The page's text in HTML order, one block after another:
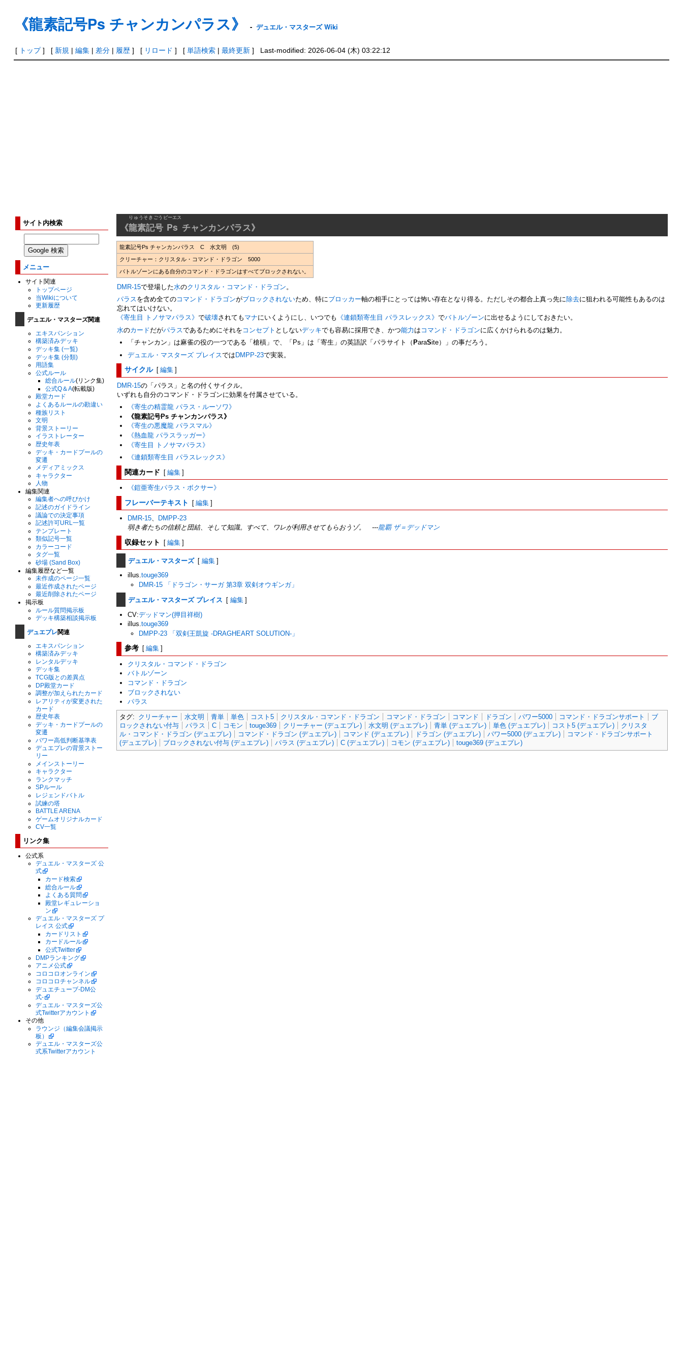
《龍素記号Ps チャンカンパラス》 - デュエル・マスターズ Wiki
[ トップ] [ 新規| 編集| 差分| 履歴] [ リロード ] [ 単語検索| 最終更新] Last-modified: 2026-06-04 (木) 03:22:12
サイト内検索
メニュー
サイト関連
トップページ
当Wikiについて
更新履歴
デュエル・マスターズ関連
エキスパンション
構築済みデッキ
デッキ集 (一覧)
デッキ集 (分類)
用語集
公式ルール
総合ルール(リンク集)
公式Q＆A(転載版)
殿堂カード
よくあるルールの勘違い
種族リスト
文明
背景ストーリー
イラストレーター
歴史年表
デッキ・カードプールの
変遷
メディアミックス
キャラクター
人物
編集関連
編集者への呼びかけ
記述のガイドライン
議論での決定事項
記述許可URL一覧
テンプレート
類似記号一覧
カラーコード
タグ一覧
砂場 (Sand Box)
編集履歴など一覧
未作成のページ一覧
最近作成されたページ
最近削除されたページ
掲示板
ルール質問掲示板
デッキ構築相談掲示板
デュエプレ関連
エキスパンション
構築済みデッキ
レンタルデッキ
デッキ集
TCG版との差異点
DP殿堂カード
調整が加えられたカード
レアリティが変更された
カード
歴史年表
デッキ・カードプールの
変遷
パワー高低判断基準表
デュエプレの背景ストー
リー
メインストーリー
キャラクター
ランクマッチ
SPルール
レジェンドバトル
試練の塔
BATTLE ARENA
ゲームオリジナルカード
CV一覧
リンク集
公式系
デュエル・マスターズ 公
式
カード検索
総合ルール
よくある質問
殿堂レギュレーショ
ン
デュエル・マスターズ プ
レイス 公式
カードリスト
カードルール
公式Twitter
DMPランキング
アニメ公式
コロコロオンライン
コロコロチャンネル
デュエチューブ-DM公
式-
デュエル・マスターズ公
式Twitterアカウント
その他
ラウンジ（編集会議掲示
板）
デュエル・マスターズ公
式系Twitterアカウント
《龍素記号
りゅうそきごう
Ps
ピーエス
チャンカンパラス》
龍素記号Ps チャンカンパラス C 水文明 (5)
クリーチャー：クリスタル・コマンド・ドラゴン 5000
バトルゾーンにある自分のコマンド・ドラゴンはすべてブロックされない。
DMR-15で登場した水のクリスタル・コマンド・ドラゴン 。
パラスを含め全てのコマンド・ドラゴンがブロックされないため、特にブロッカー軸の相手にとっては怖い存在となり得る。ただしその都合上真っ先に除去に狙われる可能性もあるのは
忘れてはいけない。
《寄生目 トノサマパラス》で破壊されても マナにいくようにし、いつでも 《連鎖類寄生目 パラスレックス》でバトルゾーンに出せるようにしておきたい。
水のカードだがパラスであるためにそれを コンセプト としないデッキでも容易に採用でき、かつ能力 は コマンド・ドラゴンに広くかけられるのは魅力。
「チャンカン」は麻雀の役の一つである「槍槓」で、「Ps」は「寄生」の英語訳「パラサイト（ ParaSite）」の事だろう。
デュエル・マスターズ プレイスでは DMPP-23で実装。
サイクル [編集]
DMR-15の「パラス」と名の付くサイクル。
いずれも自分のコマンド・ドラゴンに効果を付属させている。
《寄生の精霊龍 パラス・ルーソワ》
《龍素記号Ps チャンカンパラス》
《寄生の悪魔龍 パラスマル》
《熱血龍 パラスラッガー》
《寄生目 トノサマパラス》
《連鎖類寄生目 パラスレックス》
関連カード [編集]
《鎧亜寄生パラス・ボクサー》
フレーバーテキスト [編集]
DMR-15、
DMPP-23
弱き者たちの信頼と団結、そして知識。すべて、ワレが利用させてもらおうゾ。 ---龍覇 ザ＝デッドマン
収録セット [編集]
デュエル・マスターズ [ 編集]
illus.touge369
DMR-15 「ドラゴン・サーガ 第3章 双剣オウギンガ」
デュエル・マスターズ プレイス [ 編集]
CV:デッドマン(押目祥樹)
illus.touge369
DMPP-23 「双剣王凱旋 -DRAGHEART SOLUTION-」
参考 [編集]
クリスタル・コマンド・ドラゴン
バトルゾーン
コマンド・ドラゴン
ブロックされない
パラス
タグ: クリーチャー 水文明 青単 単色 コスト5 クリスタル・コマンド・ドラゴン コマンド・ドラゴン コマンド ドラゴン パワー5000 コマンド・ドラゴンサポート
ブ
ロックされない付与
パラス C コモン touge369 クリーチャー (デュエプレ) 水文明 (デュエプレ) 青単 (デュエプレ) 単色 (デュエプレ) コスト5 (デュエプレ)
クリスタ
ル・コマンド・ドラゴン (デュエプレ)
コマンド・ドラゴン (デュエプレ) コマンド (デュエプレ) ドラゴン (デュエプレ) パワー5000 (デュエプレ)
コマンド・ドラゴンサポート
(デュエプレ)
ブロックされない付与 (デュエプレ) パラス (デュエプレ) C (デュエプレ) コモン (デュエプレ) touge369 (デュエプレ)